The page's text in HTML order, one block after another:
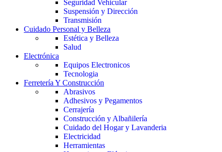
Seguridad Vehicular
Suspensión y Dirección
Transmisión
Cuidado Personal y Belleza
Estética y Belleza
Salud
Electrónica
Equipos Electronicos
Tecnologia
Ferretería Y Construcción
Abrasivos
Adhesivos y Pegamentos
Cerrajería
Construcción y Albañilería
Cuidado del Hogar y Lavanderia
Electricidad
Herramientas